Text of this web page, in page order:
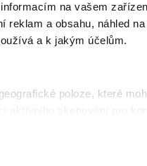
na vašem
reklam a obsahu, náhled
a k jakým účelům.
poloze, které
změnit nebo odvolat v
Výrobky
Nábytek